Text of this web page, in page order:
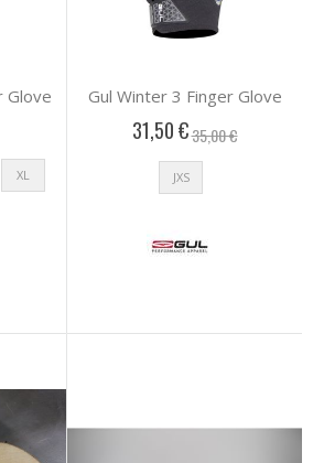
Glove
XL
Gul Winter 3 Finger Glove
31,50 €35,00 €
JXS